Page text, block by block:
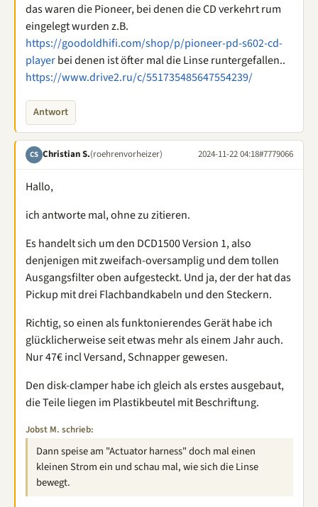
das waren die Pioneer, bei denen die CD verkehrt rum
eingelegt wurden z.B.
https://goodoldhifi.com/shop/p/pioneer-pd-s602-cd-
playerbei denen ist öfter mal die Linse runtergefallen..
https://www.drive2.ru/c/551735485647554239/
Antwort
CS Christian S.(roehrenvorheizer) 2024-11-22 04:18#7779066
Hallo,
ich antworte mal, ohne zu zitieren.
Es handelt sich um den DCD1500 Version 1, also
denjenigen mit zweifach-oversamplig und dem tollen
Ausgangsfilter oben aufgesteckt. Und ja, der der hat das
Pickup mit drei Flachbandkabeln und den Steckern.
Richtig, so einen als funktonierendes Gerät habe ich
glücklicherweise seit etwas mehr als einem Jahr auch.
Nur 47€ incl Versand, Schnapper gewesen.
Den disk-clamper habe ich gleich als erstes ausgebaut,
die Teile liegen im Plastikbeutel mit Beschriftung.
Jobst M. schrieb:
Dann speise am "Actuator harness" doch mal einen
kleinen Strom ein und schau mal, wie sich die Linse
bewegt.